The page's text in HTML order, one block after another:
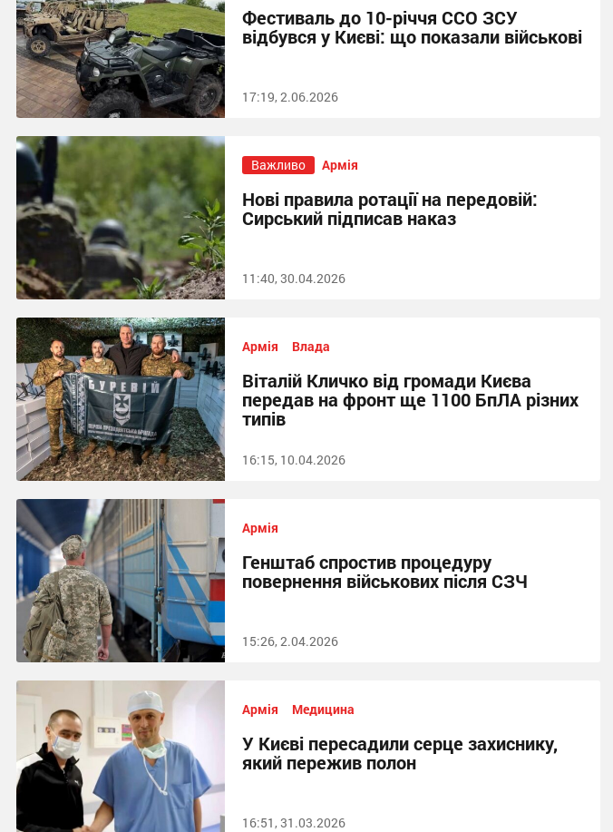
Фестиваль до 10-річчя ССО ЗСУ
відбувся у Києві: що показали військові
17:19, 2.06.2026
Важливо Армія
Нові правила ротації на передовій:
Сирський підписав наказ
11:40, 30.04.2026
Армія Влада
Віталій Кличко від громади Києва
передав на фронт ще 1100 БпЛА різних
типів
16:15, 10.04.2026
Армія
Генштаб спростив процедуру
повернення військових після СЗЧ
15:26, 2.04.2026
Армія Медицина
У Києві пересадили серце захиснику,
який пережив полон
16:51, 31.03.2026